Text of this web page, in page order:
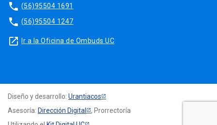
phone (56)95504 1691
phone (56)95504 1247
launch Ir a la Oficina de Ombuds UC
Diseño y desarrollo: Urantiacos
Asesoría: Dirección Digital
, Prorrectoría